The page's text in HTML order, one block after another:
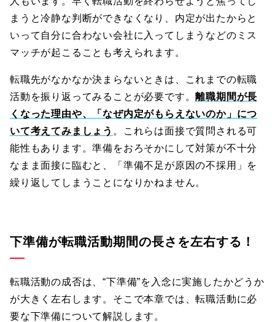
まうと冷静な判断ができなくなり、内定が出たからと
いって自分に合わない会社に入ってしまうなどのミス
マッチが起こることも考えられます。
転職先がなかなか決まらないときは、これまでの転職
活動を振り返ってみることが必要です。離職期間が長
くなった理由や、「なぜ内定がもらえないのか」につ
いて考えてみましょう 。これらは面接で質問される可
能性もあります。準備をおろそかにして対策が不十分
なまま面接に臨むと、「準備不足が原因の不採用」を
繰り返してしまうことになりかねません。
下準備が転職活動期間の長さを左右する！
転職活動の成否は、“下準備”を入念に実施したかどうか
が大きく左右します。そこで本章では、転職活動に必
要な下準備について解説します。